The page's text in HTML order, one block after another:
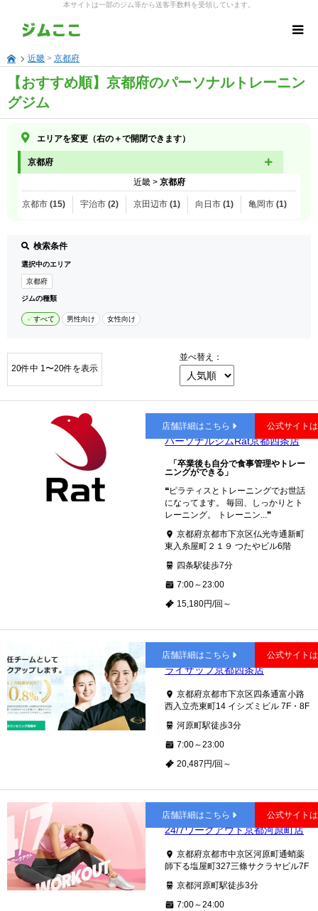
本サイトは一部のジム等から送客手数料を受領しています。
近畿 >京都府
【おすすめ順】京都府のパーソナルトレーニン
グジム
エリアを変更（右の＋で開閉できます）
京都府
近畿> 京都府
京都市 (15) 宇治市 (2) 京田辺市 (1) 向日市 (1) 亀岡市 (1)
検索条件
選択中のエリア
京都府
ジムの種類
すべて 男性向け 女性向け
20件中 1〜20件を表示
並べ替え：
四条
パーソナルジムRat京都四条店
「卒業後も自分で食事管理やトレー
ニングができる」
❝ピラティスとトレーニングでお世話
になってます。 毎回、しっかりとト
レーニング。 トレーニン...❞
京都府京都市下京区仏光寺通新町
東入糸屋町２１９ つたやビル6階
四条駅徒歩7分
7:00～23:00
15,180円/回～
店舗詳細はこちら 公式サイト
京都河原町
ライザップ京都四条店
京都府京都市下京区四条通富小路
西入立売東町14 イシズミビル 7F・8F
河原町駅徒歩3分
7:00～23:00
20,487円/回～
店舗詳細はこちら 公式サイト
京都河原町
24/7ワークアウト京都河原町店
京都府京都市中京区河原町通蛸薬
師下る塩屋町327三條サクラヤビル7F
京都河原町駅徒歩3分
7:00～24:00
店舗詳細はこちら 公式サイト